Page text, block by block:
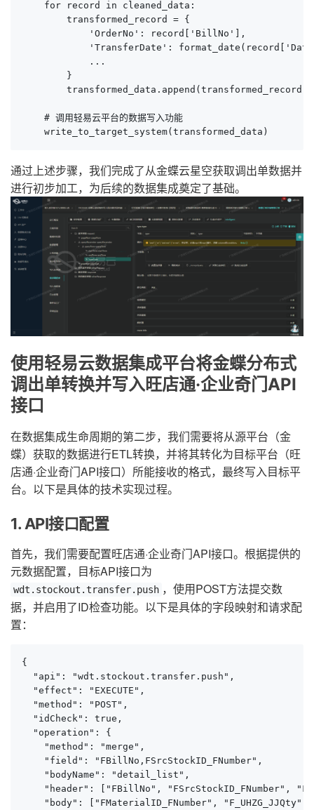
    for record in cleaned_data:
        transformed_record = {
            'OrderNo': record['BillNo'],
'TransferDate':
            ...
        }
        transformed_data.append(transformed_record)
    # 调用轻易云平台的数据写入功能
    write_to_target_system(transformed_data)
通过上述步骤，我们完成了从金蝶云星空获取调出单数据并
进行初步加工，为后续的数据集成奠定了基础。
使用轻易云数据集成平台将金蝶分布式
调出单转换并写入旺店通·企业奇门API
接口
在数据集成生命周期的第二步，我们需要将从源平台（金
蝶）获取的数据进行ETL转换，并将其转化为目标平台（旺
店通·企业奇门API接口）所能接收的格式，最终写入目标平
台。以下是具体的技术实现过程。
1. API接口配置
首先，我们需要配置旺店通·企业奇门API接口。根据提供的
元数据配置，目标API接口为
wdt.stockout.transfer.push ，使用POST方法提交数
据，并启用了ID检查功能。以下是具体的字段映射和请求配
置：
{
  "api": "wdt.stockout.transfer.push",
  "effect": "EXECUTE",
  "method": "POST",
  "idCheck": true,
  "operation": {
    "method": "merge",
    "field": "FBillNo,FSrcStockID_FNumber",
    "bodyName": "detail_list",
"header": ["FBillNo", "FSrcStockID_FNumber",
"body": ["FMaterialID_FNumber", "F_UHZG_JJQty",